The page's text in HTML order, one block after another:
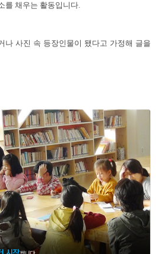
를 채우는 활동입니다.
나 사진 속 등장인물이 됐다고 가정해 글을